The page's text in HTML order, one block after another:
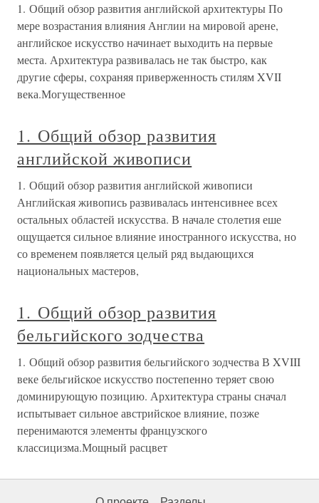
1. Общий обзор развития английской архитектуры По
мере возрастания влияния Англии на мировой арене,
английское искусство начинает выходить на первые
места. Архитектура развивалась не так быстро, как
другие сферы, сохраняя приверженность стилям XVII
века.Могущественное
1. Общий обзор развития
английской живописи
1. Общий обзор развития английской живописи
Английская живопись развивалась интенсивнее всех
остальных областей искусства. В начале столетия еше
ощущается сильное влияние иностранного искусства, но
со временем появляется целый ряд выдающихся
национальных мастеров,
1. Общий обзор развития
бельгийского зодчества
1. Общий обзор развития бельгийского зодчества В XVIII
веке бельгийское искусство постепенно теряет свою
доминирующую позицию. Архитектура страны сначал
испытывает сильное австрийское влияние, позже
перенимаются элементы французского
классицизма.Мощный расцвет